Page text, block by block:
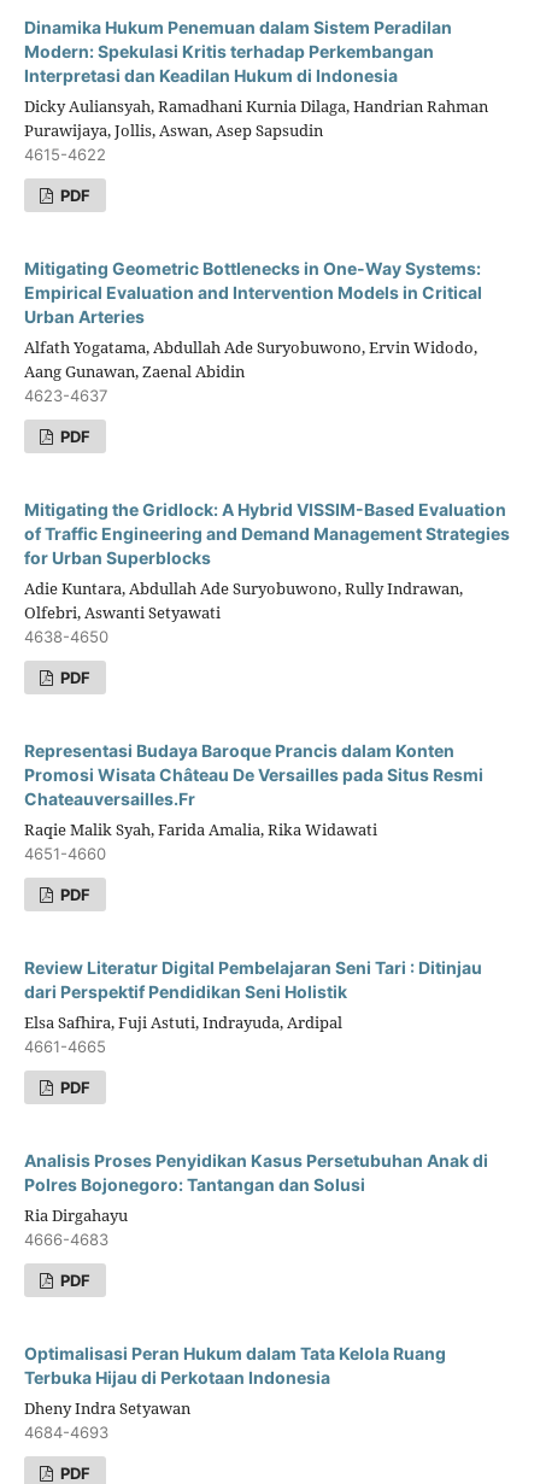
Dinamika Hukum Penemuan dalam Sistem Peradilan
Modern: Spekulasi Kritis terhadap Perkembangan
Interpretasi dan Keadilan Hukum di Indonesia
Dicky Auliansyah, Ramadhani Kurnia Dilaga, Handrian Rahman
Purawijaya, Jollis, Aswan, Asep Sapsudin
4615-4622
PDF
Mitigating Geometric Bottlenecks in One-Way Systems:
Empirical Evaluation and Intervention Models in Critical
Urban Arteries
Alfath Yogatama, Abdullah Ade Suryobuwono, Ervin Widodo,
Aang Gunawan, Zaenal Abidin
4623-4637
PDF
Mitigating the Gridlock: A Hybrid VISSIM-Based Evaluation
of Traffic Engineering and Demand Management Strategies
for Urban Superblocks
Adie Kuntara, Abdullah Ade Suryobuwono, Rully Indrawan,
Olfebri, Aswanti Setyawati
4638-4650
PDF
Representasi Budaya Baroque Prancis dalam Konten
Promosi Wisata Château De Versailles pada Situs Resmi
Chateauversailles.Fr
Raqie Malik Syah, Farida Amalia, Rika Widawati
4651-4660
PDF
Review Literatur Digital Pembelajaran Seni Tari : Ditinjau
dari Perspektif Pendidikan Seni Holistik
Elsa Safhira, Fuji Astuti, Indrayuda, Ardipal
4661-4665
PDF
Analisis Proses Penyidikan Kasus Persetubuhan Anak di
Polres Bojonegoro: Tantangan dan Solusi
Ria Dirgahayu
4666-4683
PDF
Optimalisasi Peran Hukum dalam Tata Kelola Ruang
Terbuka Hijau di Perkotaan Indonesia
Dheny Indra Setyawan
4684-4693
PDF